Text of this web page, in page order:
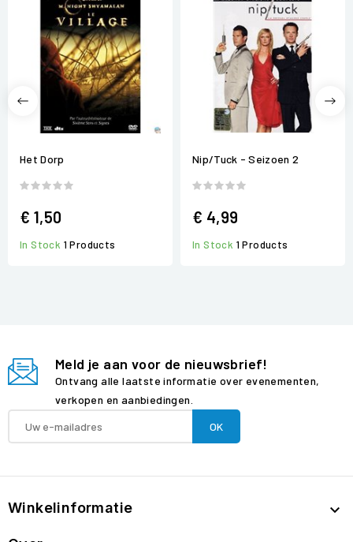
Het Dorp
€ 1,50
In Stock 1 Products
Nip/Tuck - Seizoen 2
€ 4,99
In Stock 1 Products
Meld je aan voor de nieuwsbrief!
Ontvang alle laatste informatie over evenementen,
verkopen en aanbiedingen.
Winkelinformatie 